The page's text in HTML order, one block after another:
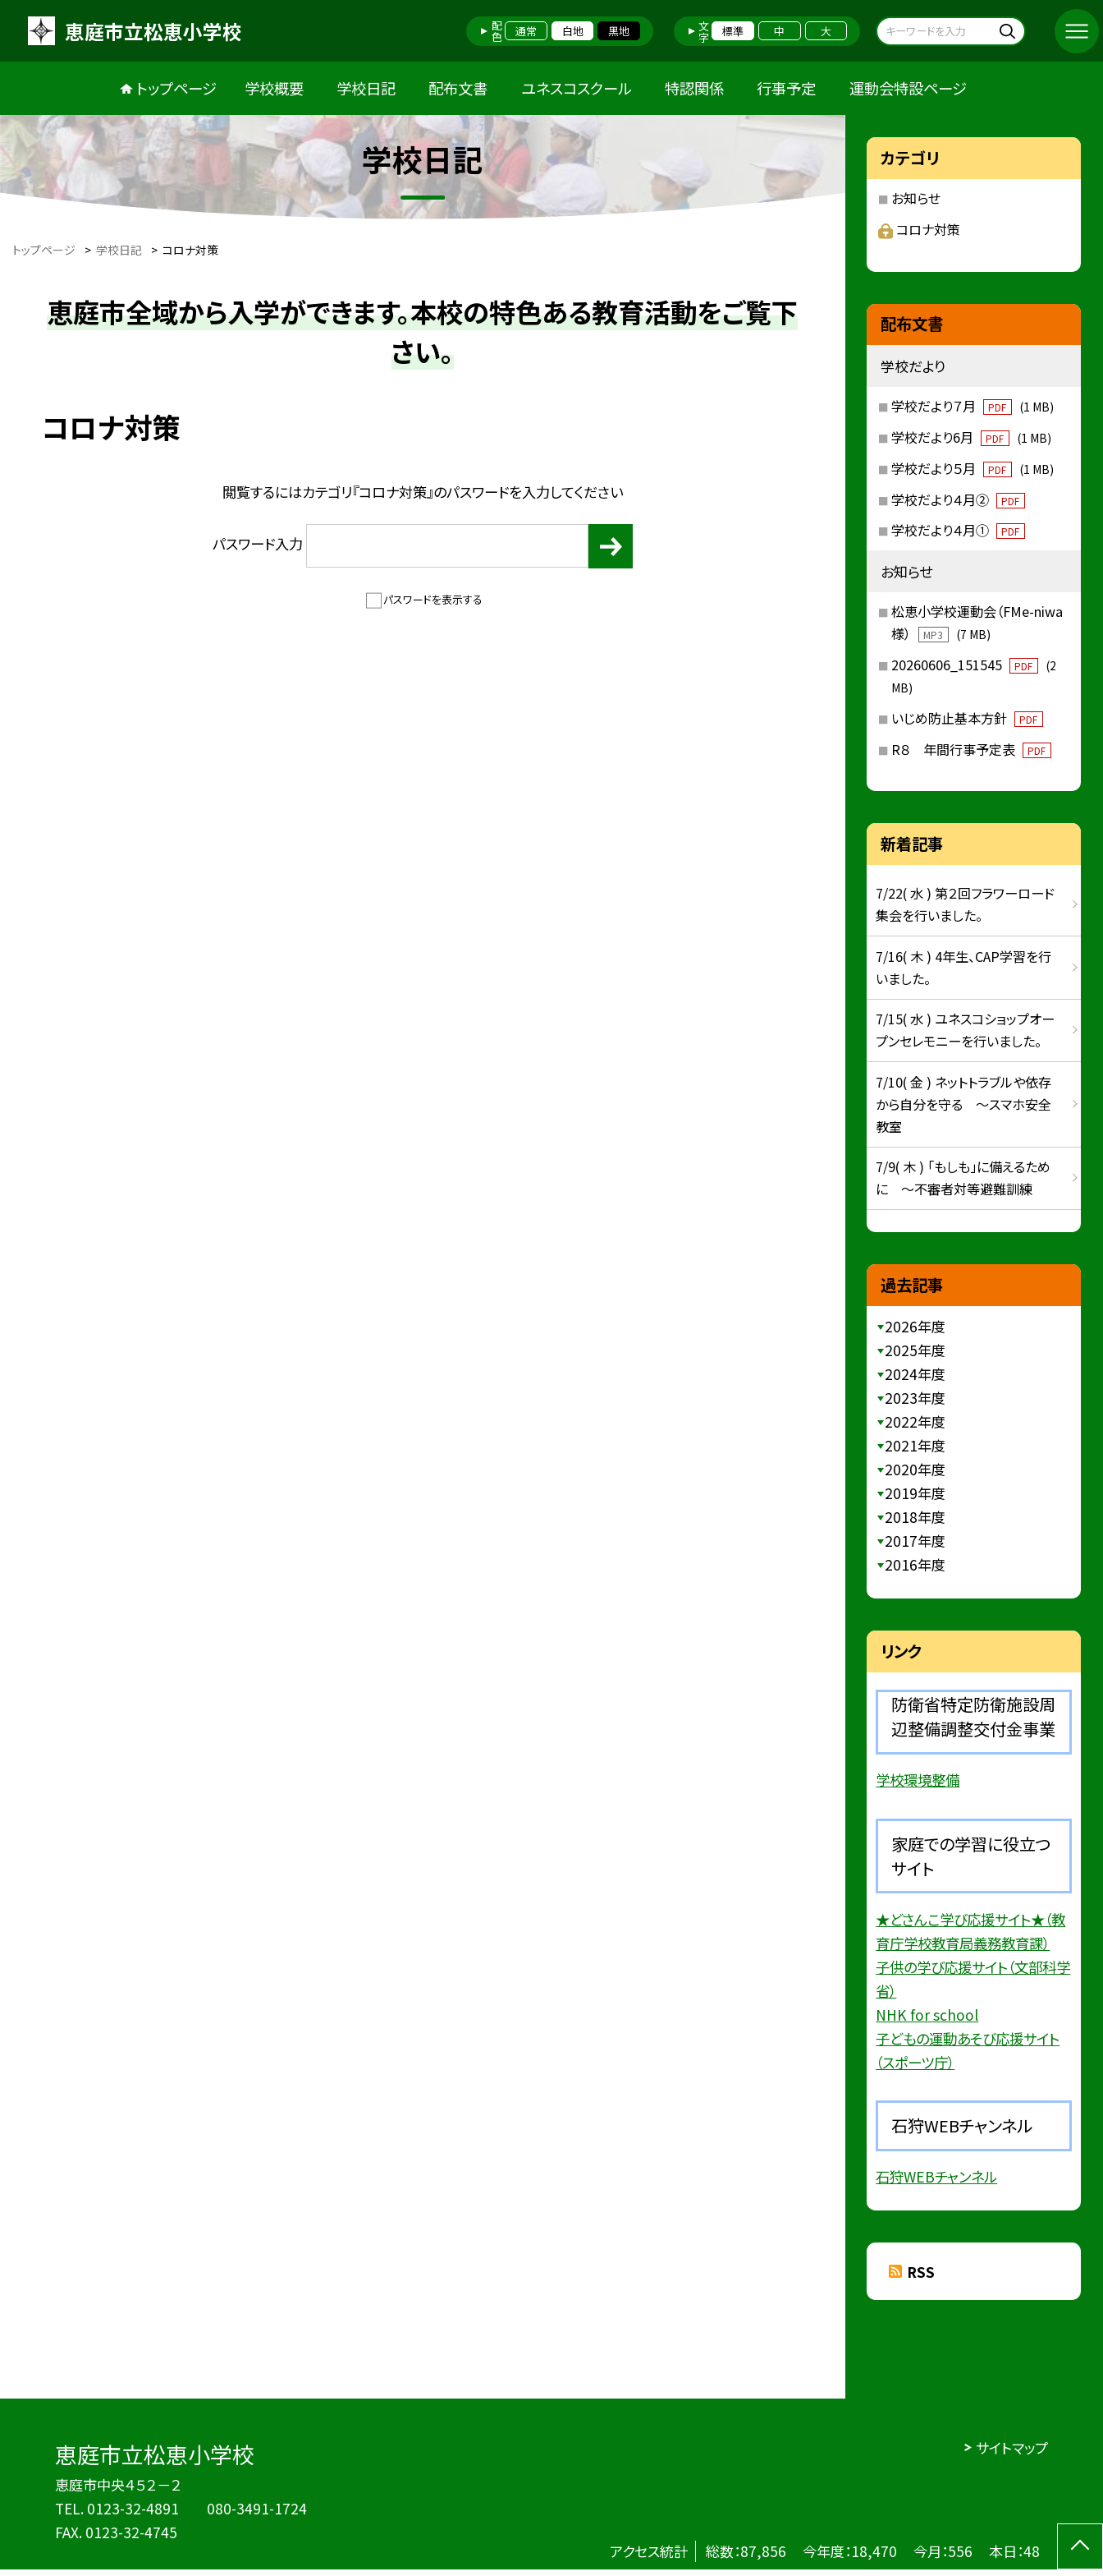
恵庭市立松恵小学校 配色 通常 白地 黒地 文字 標準 中 大
トップページ 学校概要 学校日記 配布文書 ユネスコスクール 特認関係 行事予定 運動会特設ページ
学校日記
トップページ > 学校日記 > コロナ対策
恵庭市全域から入学ができます。本校の特色ある教育活動をご覧下
さい。
コロナ対策
閲覧するにはカテゴリ『コロナ対策』のパスワードを入力してください
パスワード入力
パスワードを表示する
カテゴリ
お知らせ
コロナ対策
配布文書
学校だより
学校だより７月 PDF (1 MB)
学校だより6月 PDF (1 MB)
学校だより５月 PDF (1 MB)
学校だより４月② PDF
学校だより４月① PDF
お知らせ
松恵小学校運動会（FMe-niwa
様）
MP3 (7 MB)
20260606_151545 PDF
(2
MB)
いじめ防止基本方針 PDF
R８ 年間行事予定表 PDF
新着記事
7/22( 水 ) 第２回フラワーロード
集会を行いました。
7/16( 木 ) 4年生、CAP学習を行
いました。
7/15( 水 ) ユネスコショップオー
プンセレモニーを行いました。
7/10( 金 ) ネットトラブルや依存
から自分を守る ～スマホ安全
教室
7/9( 木 ) 「もしも」に備えるため
に ～不審者対等避難訓練
過去記事
2026年度
2025年度
2024年度
2023年度
2022年度
2021年度
2020年度
2019年度
2018年度
2017年度
2016年度
リンク
防衛省特定防衛施設周
辺整備調整交付金事業
学校環境整備
家庭での学習に役立つ
サイト
★どさんこ学び応援サイト★（教
育庁学校教育局義務教育課）
子供の学び応援サイト（文部科学
省）
NHK for school
子どもの運動あそび応援サイト
（スポーツ庁）
石狩WEBチャンネル
石狩WEBチャンネル
RSS
恵庭市立松恵小学校
恵庭市中央４５２－２
TEL. 0123-32-4891 080-3491-1724
FAX. 0123-32-4745
サイトマップ
アクセス統計 総数：87,856 今年度：18,470 今月：556 本日：48